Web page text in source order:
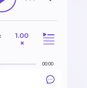
1.00
×
00:00